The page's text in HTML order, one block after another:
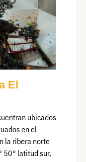
El
ubicados
en el
la ribera norte
50° latitud sur,